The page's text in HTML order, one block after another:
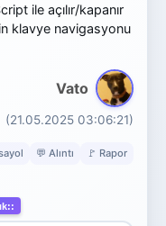
ile açılır/kapanır
klavye navigasyonu
Vato
(21.05.2025 03:06:21)
💬 Alıntı 🚩 Rapor